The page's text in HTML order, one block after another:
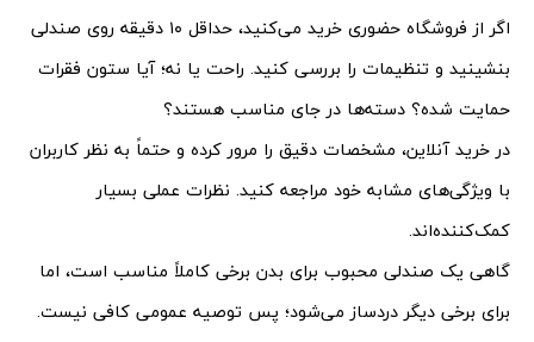
اگر از فروشگاه حضوری خرید می‌کنید، حداقل ۱۰ دقیقه روی صندلی
بنشینید و تنظیمات را بررسی کنید. راحت یا نه؛ آیا ستون فقرات
حمایت شده؟ دسته‌ها در جای مناسب هستند؟
در خرید آنلاین، مشخصات دقیق را مرور کرده و حتماً به نظر کاربران
با ویژگی‌های مشابه خود مراجعه کنید. نظرات عملی بسیار
کمک‌کننده‌اند.
گاهی یک صندلی محبوب برای بدن برخی کاملاً مناسب است، اما
برای برخی دیگر دردساز می‌شود؛ پس توصیه عمومی کافی نیست.